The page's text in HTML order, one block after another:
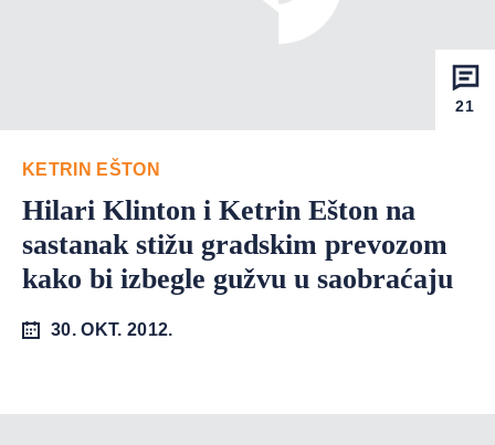
21
KETRIN EŠTON
Hilari Klinton i Ketrin Ešton na
sastanak stižu gradskim prevozom
kako bi izbegle gužvu u saobraćaju
30. OKT. 2012.